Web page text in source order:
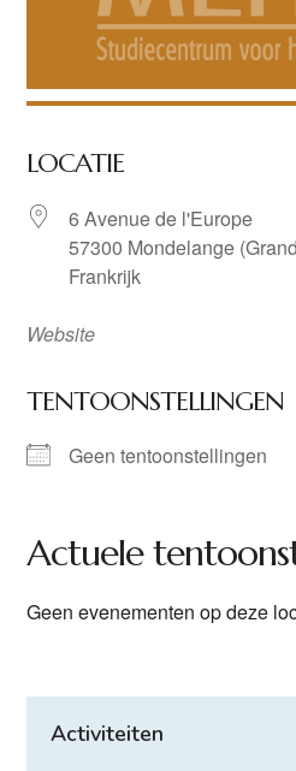
LOCATIE
6 Avenue de l'Europe
57300 Mondelange
Frankrijk
Website
TENTOONSTELLINGEN
Geen tentoonstellingen
Actuele
Geen evenementen op deze
Activiteiten